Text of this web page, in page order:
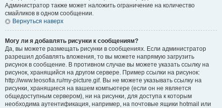
Администратор также может наложить ограничение на количество
смайликов в одном сообщении.
Вернуться наверх
Могу ли я добавлять рисунки к сообщениям?
Да, вы можете размещать рисунки в сообщениях. Если администратор
разрешил добавлять вложения, то вы можете напрямую загрузить
рисунок в сообщение. В противном случае вы можете указать ссылку на
рисунок, хранящийся на другом сервере. Пример ссылки на рисунок:
http://www.teosofia.ru/my-picture.gif. Вы не можете указывать ссылку на
рисунки, хранящиеся на вашем компьютере (если он не является
общедоступным сервером), ни на рисунки, для доступа к которым
необходима аутентификация, например, на почтовые ящики hotmail или